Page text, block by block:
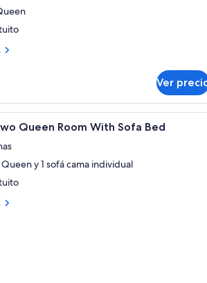
Ver
Ropa de cama de alta calidad
Queen Room With Sofa Bed
y 1 sofá cama individual